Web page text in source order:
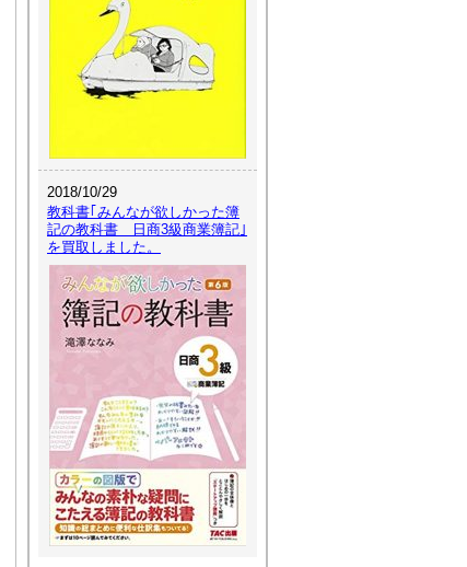
2018/10/29
教科書｢みんなが欲しかった簿
記の教科書 日商3級商業簿記｣
を買取しました。